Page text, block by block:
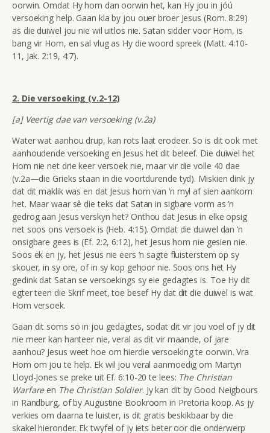
oorwin. Omdat Hy hom dan oorwin het, kan Hy jou in jóú
versoeking help. Gaan kla by jou ouer broer Jesus (Rom. 8:29)
as die duiwel jou nie wil uitlos nie. Satan sidder voor Hom, is
bang vir Hom, en sal vlug as Hy die woord spreek (Matt. 4:10-
11, Jak. 2:19, 4:7).
2. Die versoeking (v.2-12)
[a] Veertig dae van versoeking (v.2a)
Water wat aanhou drup, kan rots laat erodeer. So is dit ook met
aanhoudende versoeking en Jesus het dit beleef. Die duiwel het
Hom nie net drie keer versoek nie, maar vir die volle 40 dae
(v.2a—die Grieks staan in die voortdurende tyd). Miskien dink jy
dat dit maklik was en dat Jesus hom van ’n myl af sien aankom
het. Maar waar sê die teks dat Satan in sigbare vorm as ’n
gedrog aan Jesus verskyn het? Onthou dat Jesus in elke opsig
net soos ons versoek is (Heb. 4:15). Omdat die duiwel dan ’n
onsigbare gees is (Ef. 2:2, 6:12), het Jesus hom nie gesien nie.
Soos ek en jy, het Jesus nie eers ’n sagte fluisterstem op sy
skouer, in sy ore, of in sy kop gehoor nie. Soos ons het Hy
gedink dat Satan se versoekings sy eie gedagtes is. Toe Hy dit
egter teen die Skrif meet, toe besef Hy dat dit die duiwel is wat
Hom versoek.
Gaan dit soms so in jou gedagtes, sodat dit vir jou voel of jy dit
nie meer kan hanteer nie, veral as dit vir maande, of jare
aanhou? Jesus weet hoe om hierdie versoeking te oorwin. Vra
Hom om jou te help. Ek wil jou veral aanmoedig om Martyn
Lloyd-Jones se preke uit Ef. 6:10-20 te lees: The Christian
Warfare en The Christian Soldier. Jy kan dit by Good Neigbours
in Randburg, of by Augustine Bookroom in Pretoria koop. As jy
verkies om daarna te luister, is dit gratis beskikbaar by die
skakel hieronder. Ek twyfel of jy iets beter oor die onderwerp